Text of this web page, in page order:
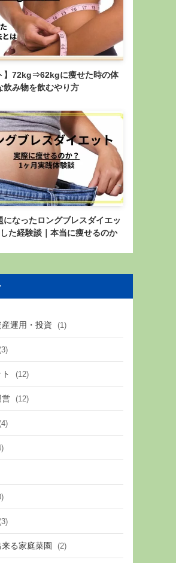
】72kg⇒62kgに痩せた時の体
飲み物を飲むやり方
になったロングブレスダイエッ
た経験談｜本当に痩せるのか
運用・投資 (1)
(12)
営 (12)
る家庭菜園 (2)